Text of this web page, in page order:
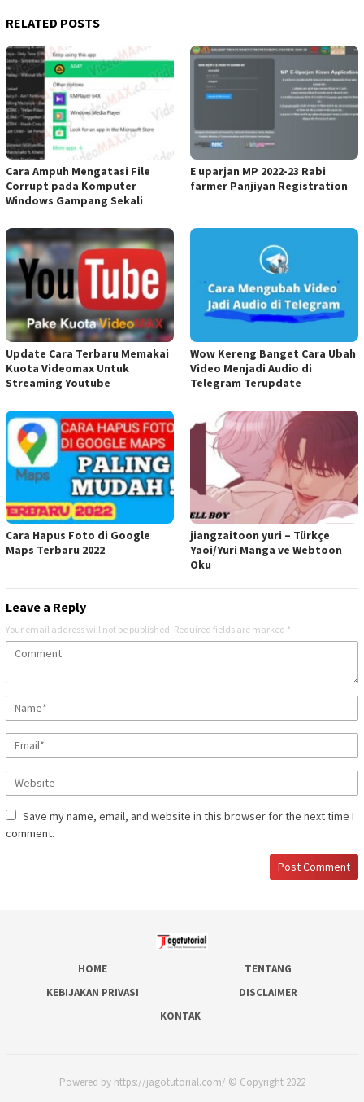
RELATED POSTS
Cara Ampuh Mengatasi File
Corrupt pada Komputer
Windows Gampang Sekali
E uparjan MP 2022-23 Rabi
farmer Panjiyan Registration
Update Cara Terbaru Memakai
Kuota Videomax Untuk
Streaming Youtube
Wow Kereng Banget Cara Ubah
Video Menjadi Audio di
Telegram Terupdate
Cara Hapus Foto di Google
Maps Terbaru 2022
jiangzaitoon yuri – Türkçe
Yaoi/Yuri Manga ve Webtoon
Oku
Leave a Reply
Your email address will not be published. Required fields are marked *
Save my name, email, and website in this browser for the next time I
comment.
HOME
TENTANG
KEBIJAKAN PRIVASI
DISCLAIMER
KONTAK
Powered by https://jagotutorial.com/ © Copyright 2022